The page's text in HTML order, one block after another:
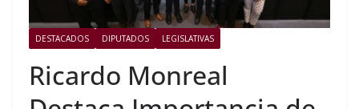
DESTACADOS DIPUTADOS LEGISLATIVAS
Ricardo Monreal